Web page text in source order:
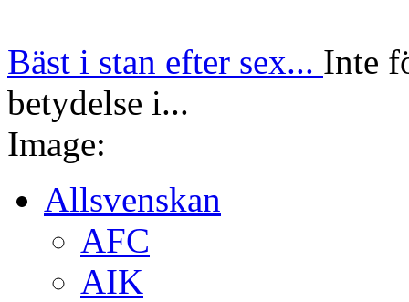
Bäst i stan efter sex... Inte
betydelse i...
Image:
Allsvenskan
AFC
AIK